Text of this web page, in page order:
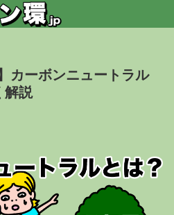
カーボンニュートラル
解説